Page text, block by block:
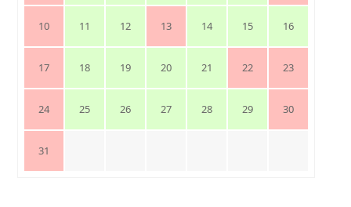
10 11 12 13 14 15 16
17 18 19 20 21 22 23
24 25 26 27 28 29 30
31